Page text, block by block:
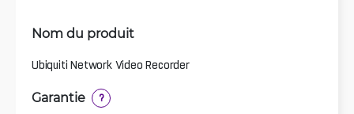
Nom du produit
Ubiquiti Network Video Recorder
Garantie ?